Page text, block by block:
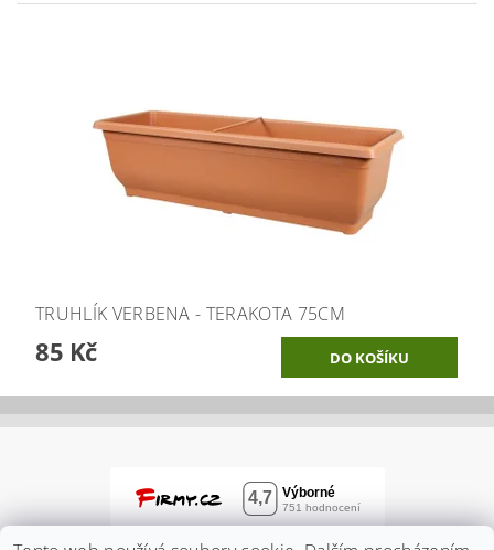
TRUHLÍK VERBENA - TERAKOTA 75CM
85 Kč